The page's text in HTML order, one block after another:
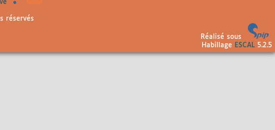
réservés
Réalisé sous
Habillage
ESCAL5.2.5